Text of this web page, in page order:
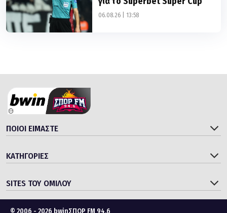
06.08.26 | 13:58
ΠΟΙΟΙ ΕΙΜΑΣΤΕ
ΚΑΤΗΓΟΡΙΕΣ
SITES ΤΟΥ ΟΜΙΛΟΥ
© 2006 - 2026 bwinΣΠΟΡ FM 94.6